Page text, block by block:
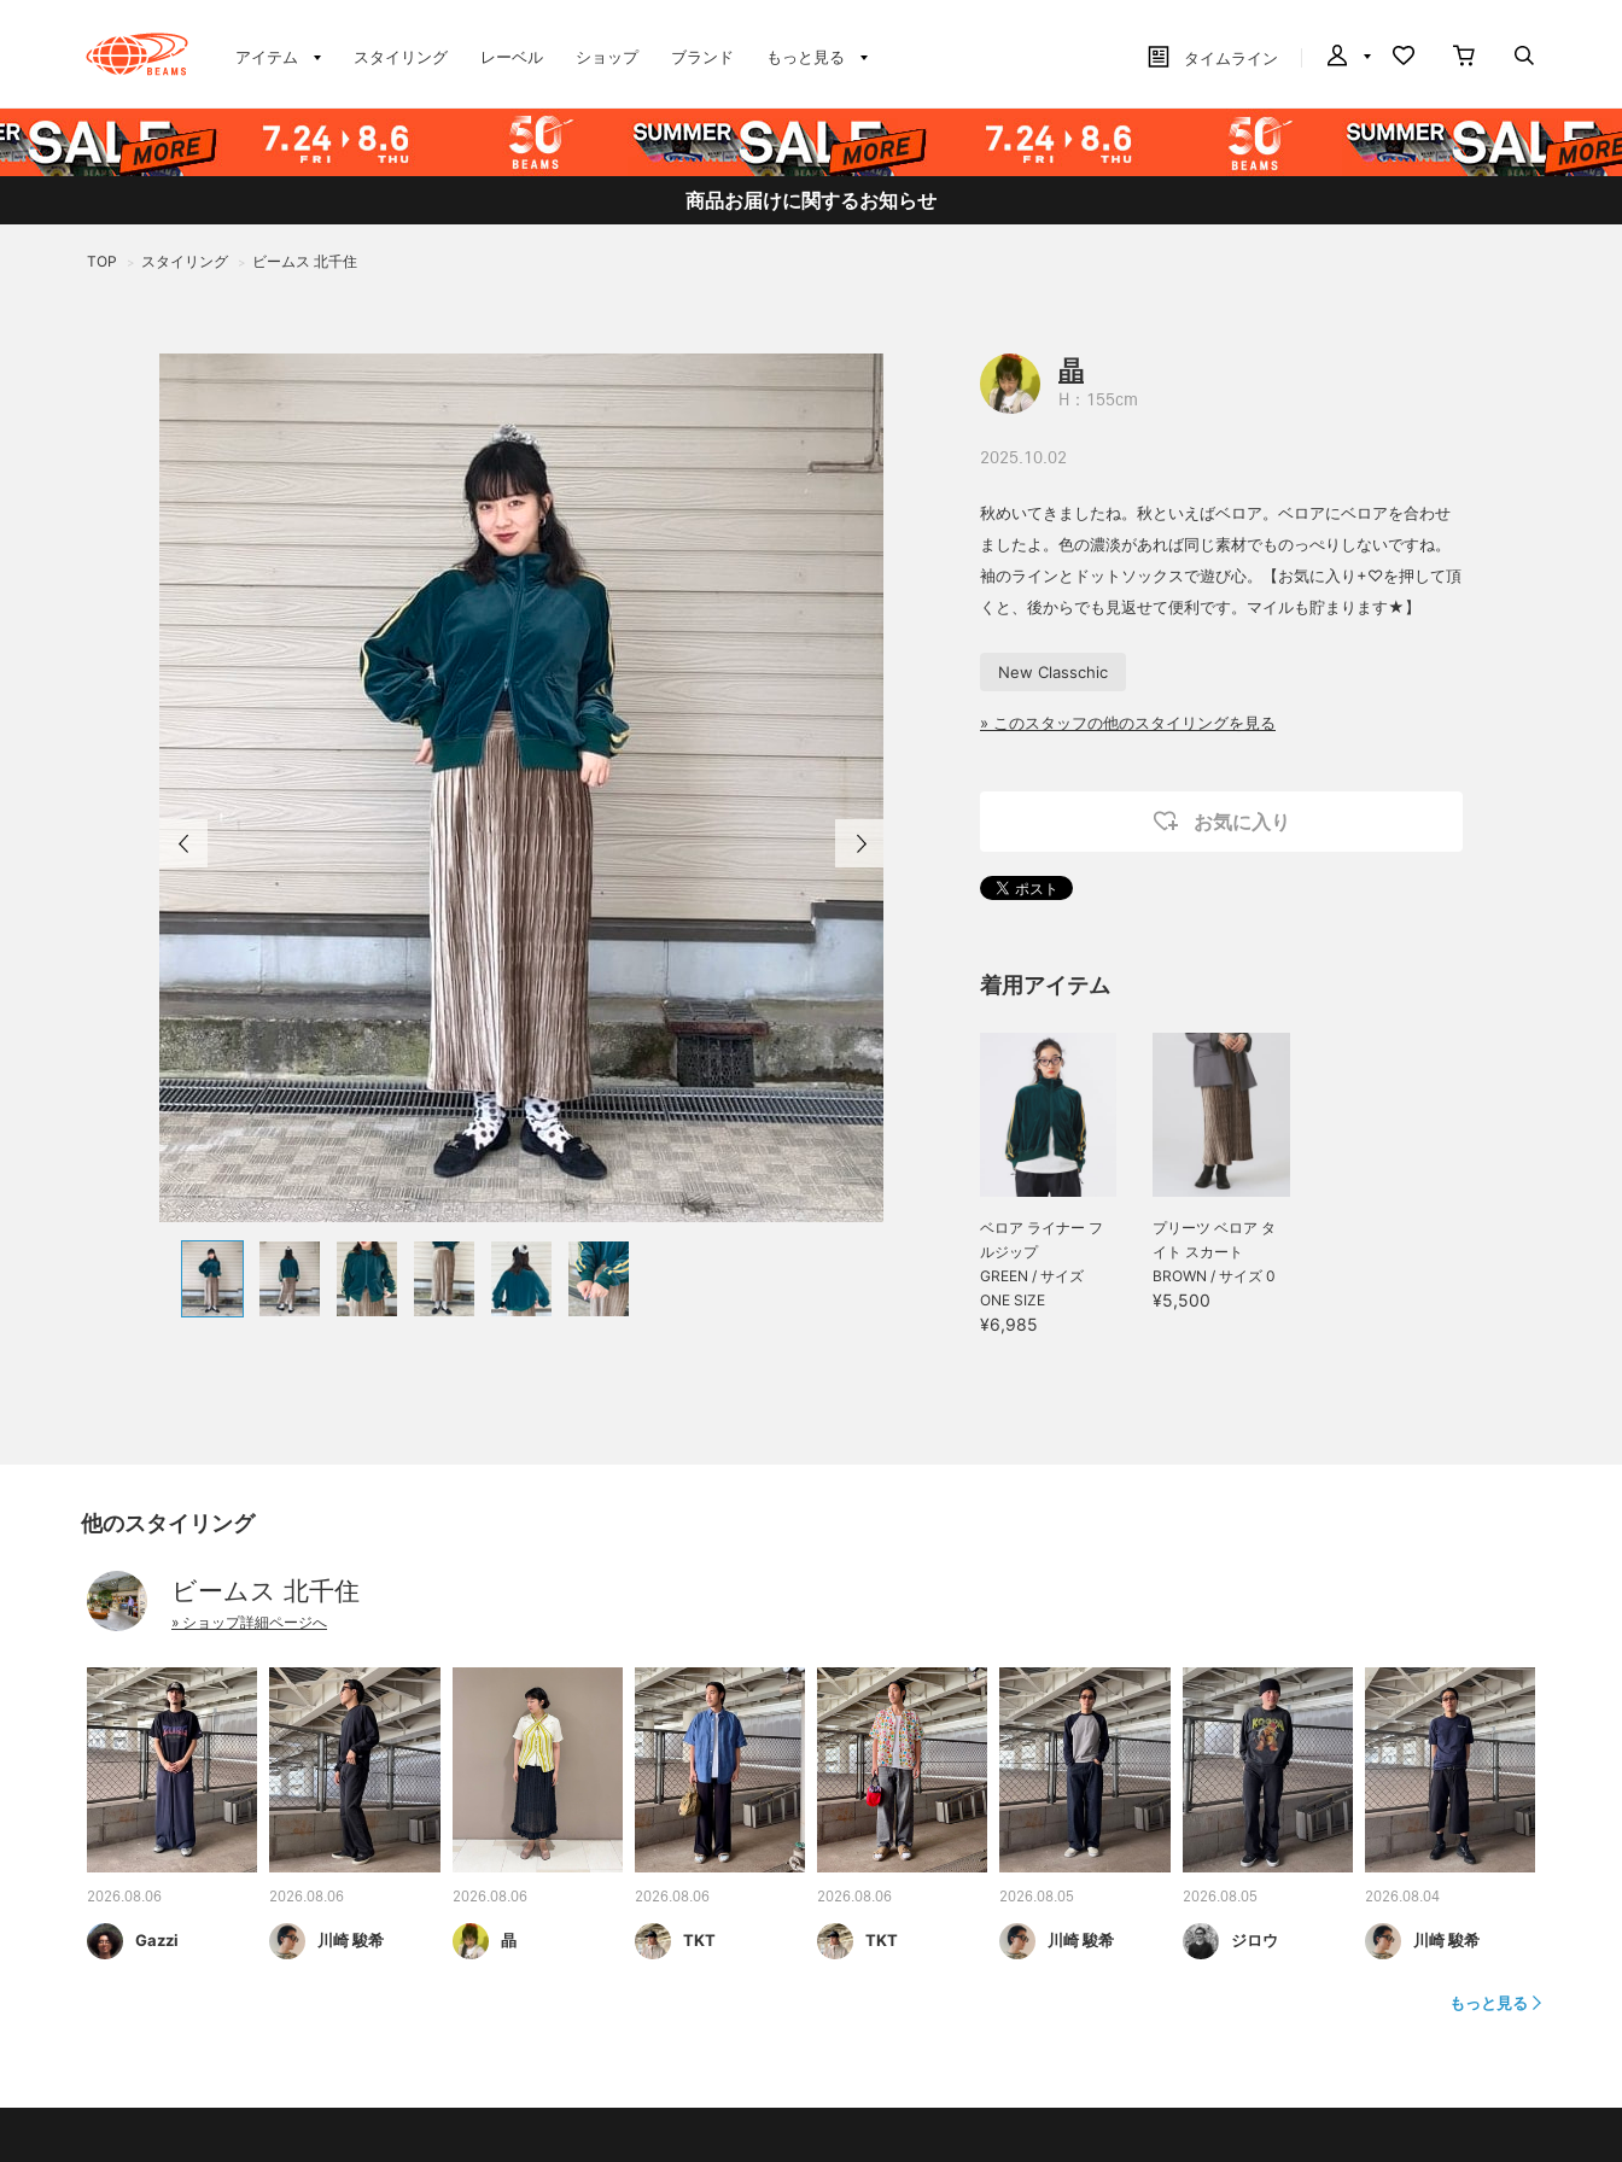
アイテム スタイリング レーベル ショップ ブランド もっと見る タイムライン
商品お届けに関するお知らせ
TOP > スタイリング > ビームス 北千住
晶
H：155cm
2025.10.02
秋めいてきましたね。秋といえばベロア。ベロアにベロアを合わせ
ましたよ。色の濃淡があれば同じ素材でものっぺりしないですね。
袖のラインとドットソックスで遊び心。【お気に入り+♡を押して頂
くと、後からでも見返せて便利です。マイルも貯まります★】
New Classchic
» このスタッフの他のスタイリングを見る
お気に入り
着用アイテム
ベロア ライナー フ
ルジップ
GREEN / サイズ
ONE SIZE
¥6,985
プリーツ ベロア タ
イト スカート
BROWN / サイズ 0
¥5,500
他のスタイリング
ビームス 北千住
» ショップ詳細ページへ
2026.08.06
Gazzi
2026.08.06
川崎 駿希
2026.08.06
晶
2026.08.06
TKT
2026.08.06
TKT
2026.08.05
川崎 駿希
2026.08.05
ジロウ
2026.08.04
川崎 駿希
もっと見る